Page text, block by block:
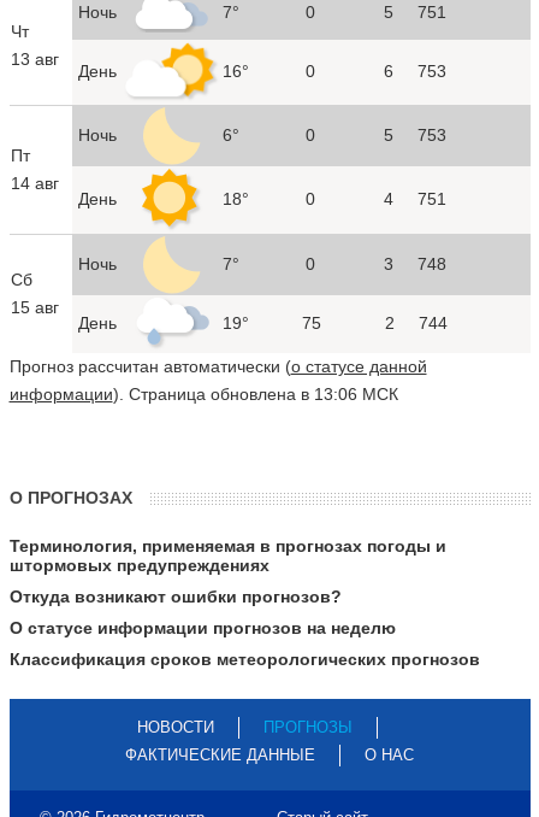
Чт
13 авг
Ночь 7° 0 5 751
День 16° 0 6 753
Пт
14 авг
Ночь 6° 0 5 753
День 18° 0 4 751
Сб
15 авг
Ночь 7° 0 3 748
День 19° 75 2 744
Прогноз рассчитан автоматически (о статусе данной
информации). Страница обновлена в 13:06 МСК
О ПРОГНОЗАХ
Терминология, применяемая в прогнозах погоды и
штормовых предупреждениях
Откуда возникают ошибки прогнозов?
О статусе информации прогнозов на неделю
Классификация сроков метеорологических прогнозов
НОВОСТИ
ПРОГНОЗЫ
ФАКТИЧЕСКИЕ ДАННЫЕ
О НАС